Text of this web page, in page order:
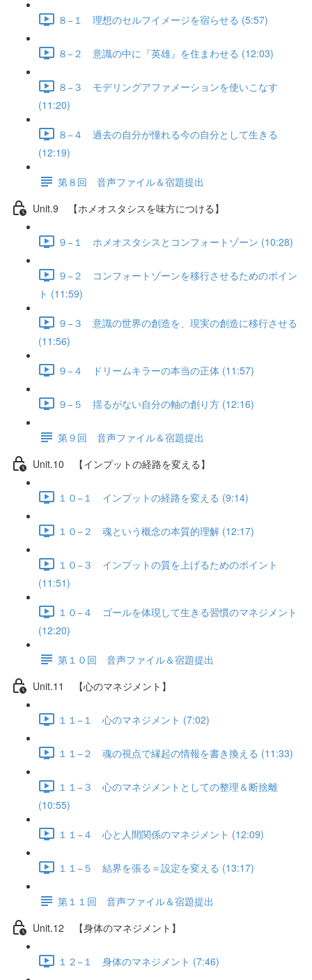
８−１ 理想のセルフイメージを宿らせる (5:57)
８−２ 意識の中に『英雄』を住まわせる (12:03)
８−３ モデリングアファメーションを使いこなす
(11:20)
８−４ 過去の自分が憧れる今の自分として生きる
(12:19)
第８回 音声ファイル＆宿題提出
Unit.9 【ホメオスタシスを味方につける】
９−１ ホメオスタシスとコンフォートゾーン (10:28)
９−２ コンフォートゾーンを移行させるためのポイン
ト (11:59)
９−３ 意識の世界の創造を、現実の創造に移行させる
(11:56)
９−４ ドリームキラーの本当の正体 (11:57)
９−５ 揺るがない自分の軸の創り方 (12:16)
第９回 音声ファイル＆宿題提出
Unit.10 【インプットの経路を変える】
１０−１ インプットの経路を変える (9:14)
１０−２ 魂という概念の本質的理解 (12:17)
１０−３ インプットの質を上げるためのポイント
(11:51)
１０−４ ゴールを体現して生きる習慣のマネジメント
(12:20)
第１０回 音声ファイル＆宿題提出
Unit.11 【心のマネジメント】
１１−１ 心のマネジメント (7:02)
１１−２ 魂の視点で縁起の情報を書き換える (11:33)
１１−３ 心のマネジメントとしての整理＆断捨離
(10:55)
１１−４ 心と人間関係のマネジメント (12:09)
１１−５ 結界を張る＝設定を変える (13:17)
第１１回 音声ファイル＆宿題提出
Unit.12 【身体のマネジメント】
１２−１ 身体のマネジメント (7:46)